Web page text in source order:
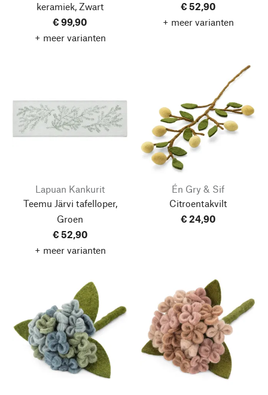
keramiek, Zwart
€ 99,90
+ meer varianten
€ 52,90
+ meer varianten
Lapuan Kankurit
Teemu Järvi tafelloper,
Groen
€ 52,90
+ meer varianten
Én Gry & Sif
Citroentakvilt
€ 24,90